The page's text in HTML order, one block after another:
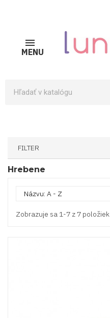
MENU
FILTER
Hrebene
Názvu: A - Z
Zobrazuje sa 1-7 z 7 položiek